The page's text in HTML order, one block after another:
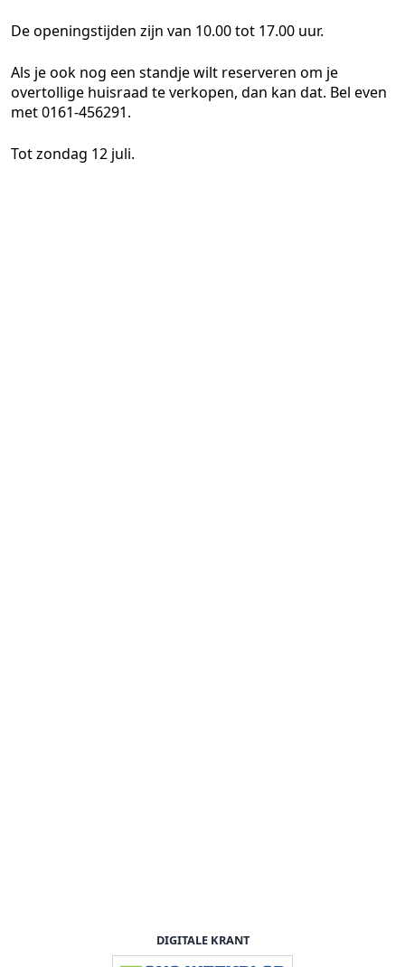
De openingstijden zijn van 10.00 tot 17.00 uur.
Als je ook nog een standje wilt reserveren om je
overtollige huisraad te verkopen, dan kan dat. Bel even
met 0161-456291.
Tot zondag 12 juli.
DIGITALE KRANT